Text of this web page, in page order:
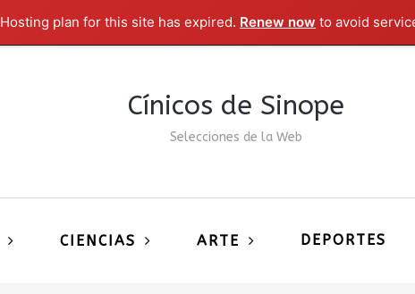
Hosting plan for this site has expired. Renew now to avoid
Cínicos de Sinope
Selecciones de la Web
CIENCIAS ARTE DEPORTES